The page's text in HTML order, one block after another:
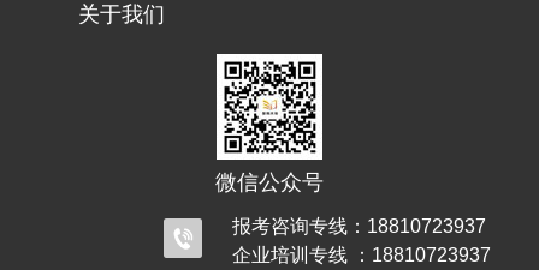
关于我们
微信公众号
报考咨询专线：18810723937
企业培训专线 ：18810723937